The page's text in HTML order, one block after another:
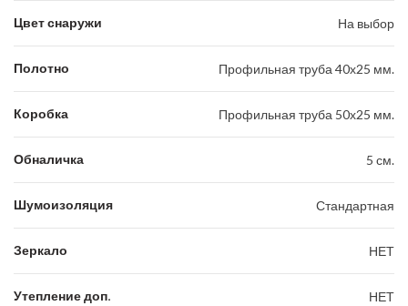
Цвет снаружи На выбор
Полотно Профильная труба 40х25 мм.
Коробка Профильная труба 50х25 мм.
Обналичка 5 см.
Шумоизоляция Стандартная
Зеркало НЕТ
Утепление доп. НЕТ